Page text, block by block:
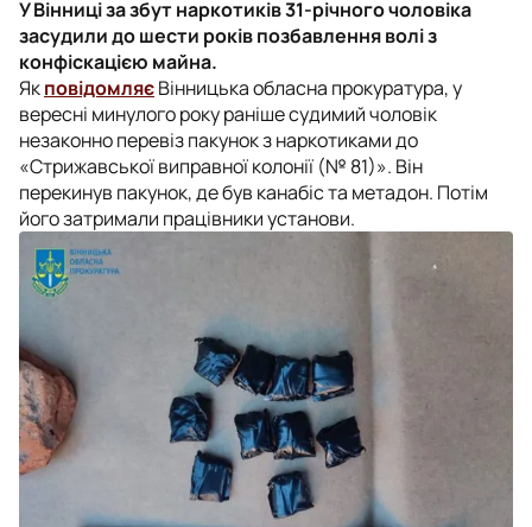
У Вінниці за збут наркотиків 31-річного чоловіка
засудили до шести років позбавлення волі з
конфіскацією майна.
ЯкповідомляєВінницька обласна прокуратура, у
вересні минулого року раніше судимий чоловік
незаконно перевіз пакунок з наркотиками до
«Стрижавської виправної колонії (№ 81)». Він
перекинув пакунок, де був канабіс та метадон. Потім
його затримали працівники установи.